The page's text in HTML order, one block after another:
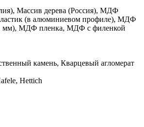
Массив дерева (Россия), МДФ
(в алюминиевом профиле), МДФ
мм), МДФ пленка, МДФ с филенкой
камень, Кварцевый агломерат
Hettich